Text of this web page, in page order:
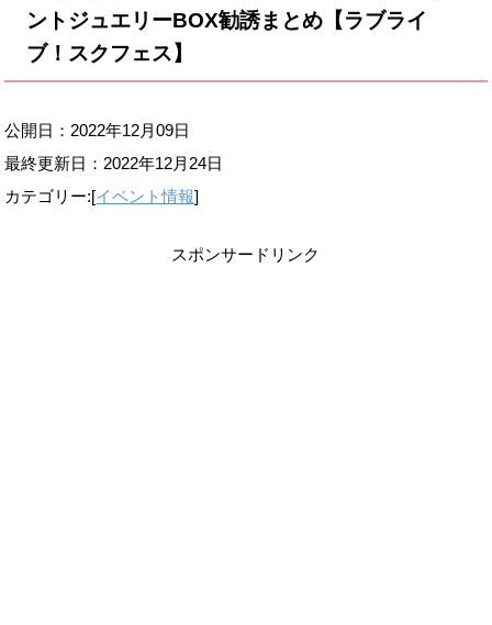
ントジュエリーBOX勧誘まとめ【ラブライ
ブ！スクフェス】
公開日：2022年12月09日
最終更新日： 2022年12月24日
カテゴリー:[イベント情報]
スポンサードリンク